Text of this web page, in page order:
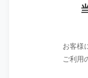
お客様
ご利用